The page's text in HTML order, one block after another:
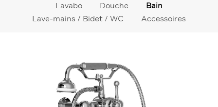
Lavabo Douche
Bain
Lave-mains / Bidet / WC
Accessoires